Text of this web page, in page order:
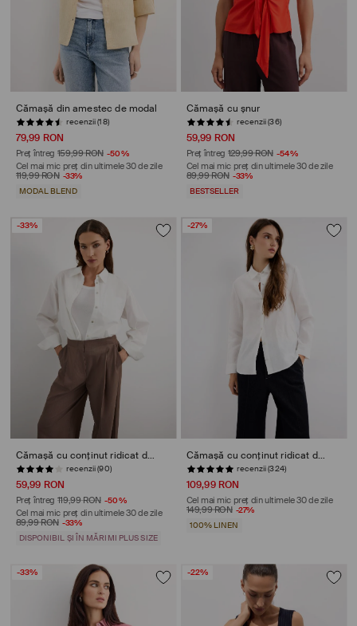
Cămașă din amestec de modal
recenzii (18)
79,99 RON
Preț întreg 159,99 RON -50%
Cel mai mic preț din ultimele 30 de zile
119,99 RON -33%
MODAL BLEND
Cămașă cu șnur
recenzii (36)
59,99 RON
Preț întreg 129,99 RON -54%
Cel mai mic preț din ultimele 30 de zile
89,99 RON -33%
BESTSELLER
-33%
Cămașă cu conținut ridicat de bumbac
recenzii (90)
59,99 RON
Preț întreg 119,99 RON -50%
Cel mai mic preț din ultimele 30 de zile
89,99 RON -33%
DISPONIBIL ȘI ÎN MĂRIMI PLUS SIZE
-27%
Cămașă cu conținut ridicat de in
recenzii (324)
109,99 RON
Cel mai mic preț din ultimele 30 de zile
149,99 RON -27%
100% LINEN
-33% -22%